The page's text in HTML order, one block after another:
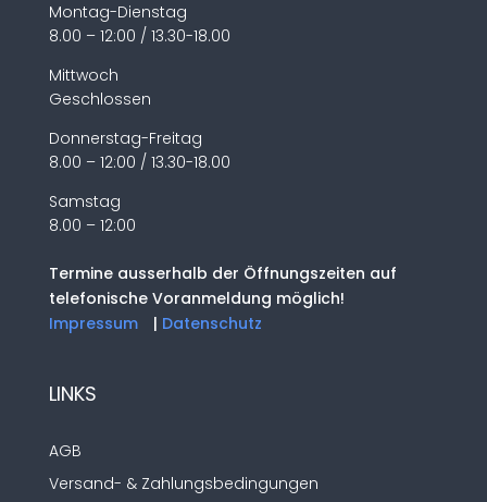
Montag-Dienstag
8.00 – 12:00 / 13.30-18.00
Mittwoch
Geschlossen
Donnerstag-Freitag
8.00 – 12:00 / 13.30-18.00
Samstag
8.00 – 12:00
Termine ausserhalb der Öffnungszeiten auf
telefonische Voranmeldung möglich!
Impressum
| Datenschutz
LINKS
AGB
Versand- & Zahlungsbedingungen